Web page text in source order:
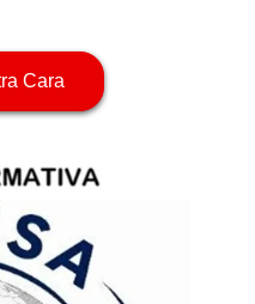
Cara